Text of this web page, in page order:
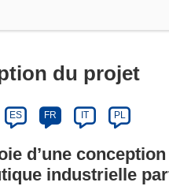
du projet
ES FR IT PL
d’une conception
industrielle